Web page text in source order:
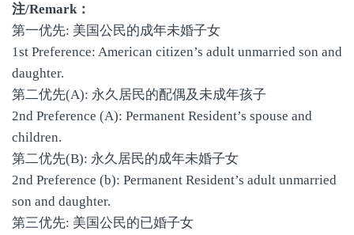
注/Remark：
第一优先: 美国公民的成年未婚子女
1st Preference: American citizen’s adult unmarried son and
daughter.
第二优先(A): 永久居民的配偶及未成年孩子
2nd Preference (A): Permanent Resident’s spouse and
children.
第二优先(B): 永久居民的成年未婚子女
2nd Preference (b): Permanent Resident’s adult unmarried
son and daughter.
第三优先: 美国公民的已婚子女